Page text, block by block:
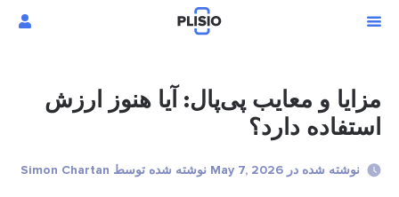
مزایا و معایب پی‌پال: آیا هنوز ارزش
استفاده دارد؟
نوشته شده در May 7, 2026 نوشته شده توسط Simon Chartan